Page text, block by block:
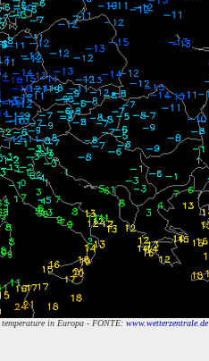
in Europa - FONTE: www.wetterzentrale.de